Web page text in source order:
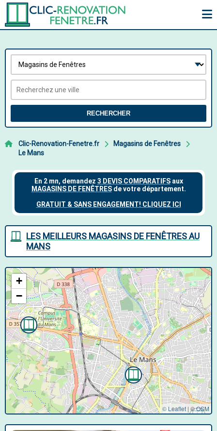
RECHERCHER
Clic-Renovation-Fenetre.fr
Magasins de Fenêtres
Le Mans
LES MEILLEURS MAGASINS DE FENÊTRES AU
MANS
+
−
© Leaflet | ©OSM